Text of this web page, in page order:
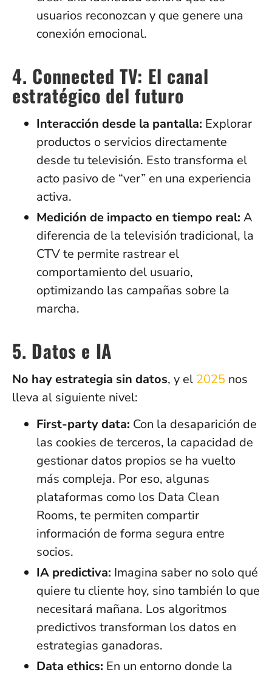
usuarios reconozcan y que genere una
conexión emocional.
4. Connected TV: El canal
estratégico del futuro
Interacción desde la pantalla: Explorar
productos o servicios directamente
desde tu televisión. Esto transforma el
acto pasivo de “ver” en una experiencia
activa.
Medición de impacto en tiempo real: A
diferencia de la televisión tradicional, la
CTV te permite rastrear el
comportamiento del usuario,
optimizando las campañas sobre la
marcha.
5. Datos e IA
No hay estrategia sin datos, y el 2025 nos
lleva al siguiente nivel:
First-party data: Con la desaparición de
las cookies de terceros, la capacidad de
gestionar datos propios se ha vuelto
más compleja. Por eso, algunas
plataformas como los Data Clean
Rooms, te permiten compartir
información de forma segura entre
socios.
IA predictiva: Imagina saber no solo qué
quiere tu cliente hoy, sino también lo que
necesitará mañana. Los algoritmos
predictivos transforman los datos en
estrategias ganadoras.
Data ethics: En un entorno donde la